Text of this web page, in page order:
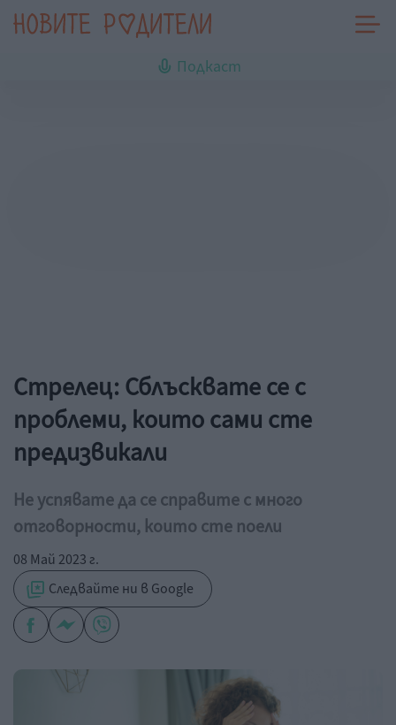
Подкаст
Стрелец: Сблъсквате се с
проблеми, които сами сте
предизвикали
Не успявате да се справите с много
отговорности, които сте поели
08 Май 2023 г.
Следвайте ни в Google